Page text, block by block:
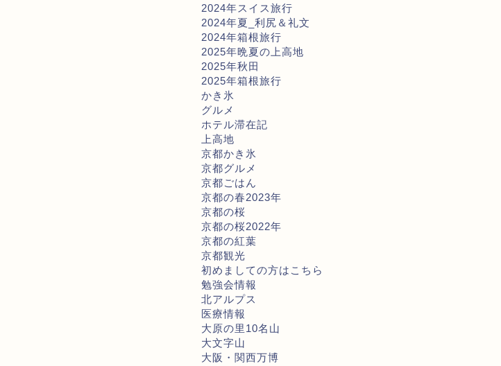
2024年スイス旅行
2024年夏_利尻＆礼文
2024年箱根旅行
2025年晩夏の上高地
2025年秋田
2025年箱根旅行
かき氷
グルメ
ホテル滞在記
上高地
京都かき氷
京都グルメ
京都ごはん
京都の春2023年
京都の桜
京都の桜2022年
京都の紅葉
京都観光
初めましての方はこちら
勉強会情報
北アルプス
医療情報
大原の里10名山
大文字山
大阪・関西万博